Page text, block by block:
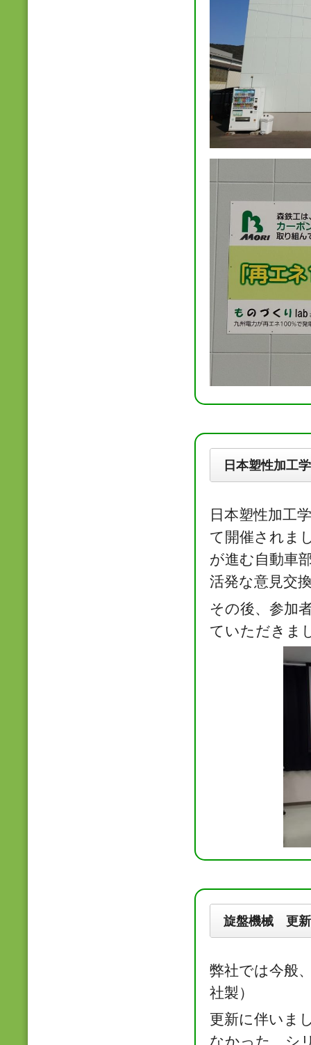
日本塑性加工
日本塑性加工
て開催されま
が進む自動車
活発な意見交
その後、参加
ていただきま
旋盤機械 更新
弊社では今般
社製）
更新に伴いま